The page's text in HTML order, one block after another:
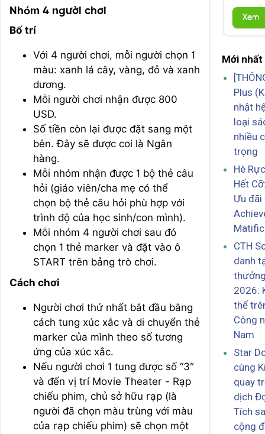
Nhóm 4 người chơi
Bố trí
Với 4 người chơi, mỗi người chọn 1
màu: xanh lá cây, vàng, đỏ và xanh
dương.
Mỗi người chơi nhận được 800
USD.
Số tiền còn lại được đặt sang một
bên. Đây sẽ được coi là Ngân
hàng.
Mỗi nhóm nhận được 1 bộ thẻ câu
hỏi (giáo viên/cha mẹ có thể
chọn bộ thẻ câu hỏi phù hợp với
trình độ của học sinh/con mình).
Mỗi nhóm 4 người chơi sau đó
chọn 1 thẻ marker và đặt vào ô
START trên bảng trò chơi.
Cách chơi
Người chơi thứ nhất bắt đầu bằng
cách tung xúc xắc và di chuyển thẻ
marker của mình theo số tương
ứng của xúc xắc.
Nếu người chơi 1 tung được số “3”
và đến vị trí Movie Theater - Rạp
chiếu phim, chủ sở hữu rạp (là
người đã chọn màu trùng với màu
của rạp chiếu phim) sẽ chọn một
Xem
Mới nhất
Plus
nhật
loại
nhiều
trọng
Hè
Hết
Ưu đãi
Matific
CTH
danh
2026:
thế
Công
Nam
Star
cùng
quay
dịch
Tích
cộng